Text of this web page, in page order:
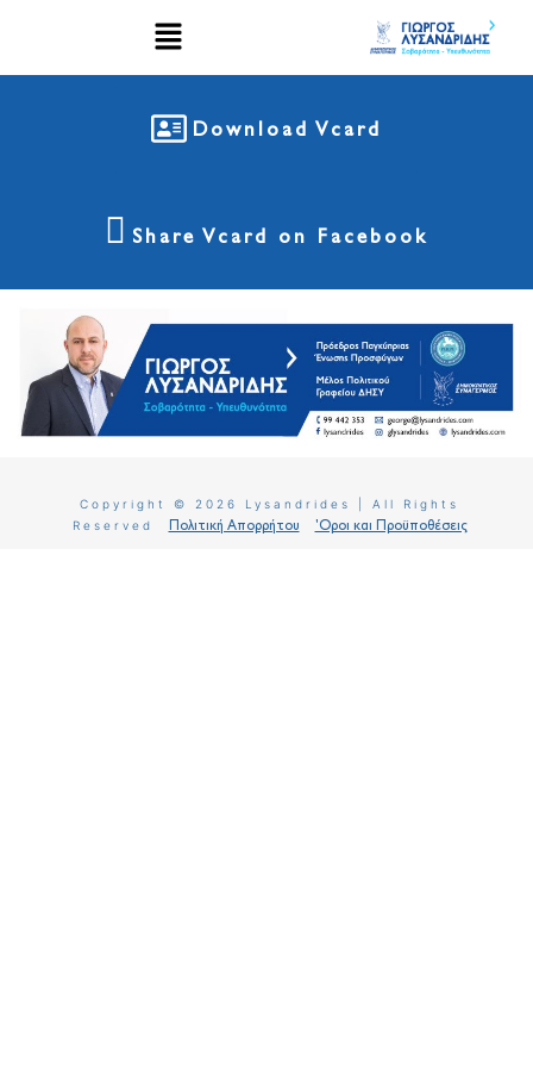
Download Vcard
Share Vcard on Facebook
Copyright © 2026 Lysandrides | All Rights
Reserved
Πολιτική Απορρήτου 'Οροι και Προϋποθέσεις